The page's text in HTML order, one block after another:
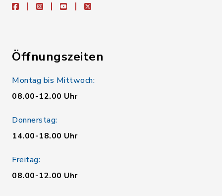
facebookinstagramyoutubeX
Öffnungszeiten
Montag bis Mittwoch:
08.00-12.00 Uhr
Donnerstag:
14.00-18.00 Uhr
Freitag:
08.00-12.00 Uhr